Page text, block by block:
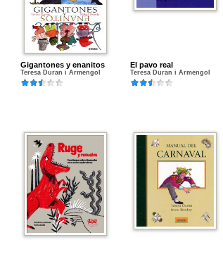
Gigantones y enanitos
Teresa Duran i Armengol
El pavo real
Teresa Duran i Armengol